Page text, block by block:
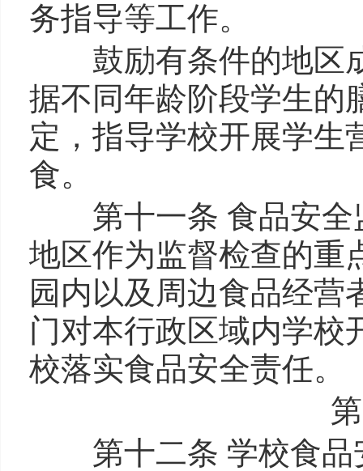
务指导等工作。
鼓励有条件的地区成
据不同年龄阶段学生的
定，指导学校开展学生
食。
第十一条 食品安全
地区作为监督检查的重
园内以及周边食品经营
门对本行政区域内学校
校落实食品安全责任。
第十二条 学校食品